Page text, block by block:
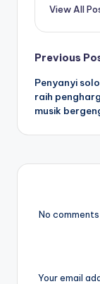
View All
Post
Previous
Penyanyi
raih
musik
No
Your email